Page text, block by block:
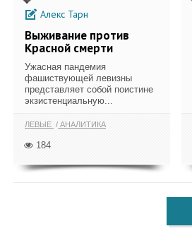
Алекс Тарн
Выживание против
Красной смерти
Ужасная пандемия
фашиствующей левизны
представляет собой поистине
экзистенциальную...
ЛЕВЫЕ АНАЛИТИКА
184